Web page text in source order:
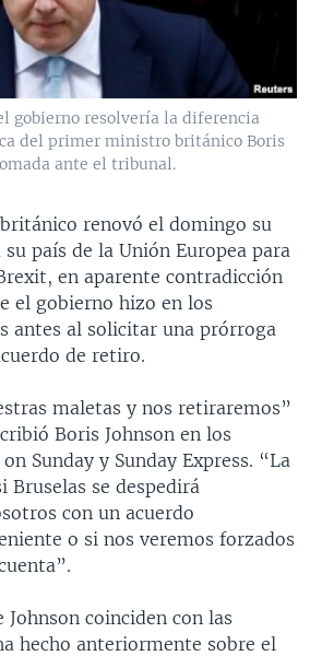
CULTURA
DÍA
gobierno resolvería la diferencia
del primer ministro británico Boris
ante el tribunal.
renovó el domingo su
país de la Unión Europea para
en aparente contradicción
el gobierno hizo en los
antes al solicitar una prórroga
de retiro.
maletas y nos retiraremos”
Boris Johnson en los
Sunday y Sunday Express. “La
Bruselas se despedirá
con un acuerdo
o si nos veremos forzados
coinciden con las
hecho anteriormente sobre el